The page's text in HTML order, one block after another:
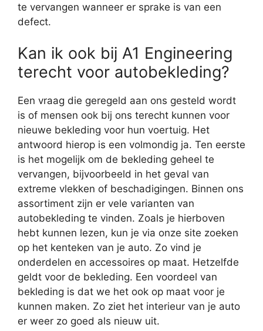
te vervangen wanneer er sprake is van een
defect.
Kan ik ook bij A1 Engineering
terecht voor autobekleding?
Een vraag die geregeld aan ons gesteld wordt
is of mensen ook bij ons terecht kunnen voor
nieuwe bekleding voor hun voertuig. Het
antwoord hierop is een volmondig ja. Ten eerste
is het mogelijk om de bekleding geheel te
vervangen, bijvoorbeeld in het geval van
extreme vlekken of beschadigingen. Binnen ons
assortiment zijn er vele varianten van
autobekleding te vinden. Zoals je hierboven
hebt kunnen lezen, kun je via onze site zoeken
op het kenteken van je auto. Zo vind je
onderdelen en accessoires op maat. Hetzelfde
geldt voor de bekleding. Een voordeel van
bekleding is dat we het ook op maat voor je
kunnen maken. Zo ziet het interieur van je auto
er weer zo goed als nieuw uit.